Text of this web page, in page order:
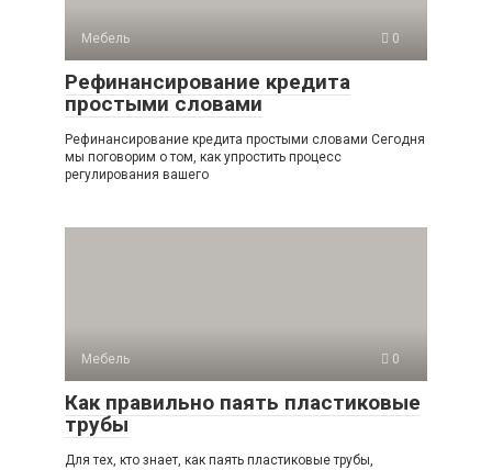
Мебель 0
Рефинансирование кредита
простыми словами
Рефинансирование кредита простыми словами Сегодня
мы поговорим о том, как упростить процесс
регулирования вашего
Мебель 0
Как правильно паять пластиковые
трубы
Для тех, кто знает, как паять пластиковые трубы,